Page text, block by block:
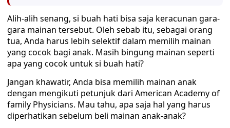
Alih-alih senang, si buah hati bisa saja keracunan gara-
gara mainan tersebut. Oleh sebab itu, sebagai orang
tua, Anda harus lebih selektif dalam memilih mainan
yang cocok bagi anak. Masih bingung mainan seperti
apa yang cocok untuk si buah hati?
Jangan khawatir, Anda bisa memilih mainan anak
dengan mengikuti petunjuk dari American Academy of
family Physicians. Mau tahu, apa saja hal yang harus
diperhatikan sebelum beli mainan anak-anak?